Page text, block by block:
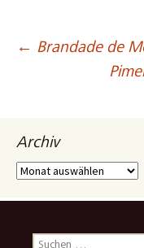
← Brandade de
Archiv
Archiv
Suchen